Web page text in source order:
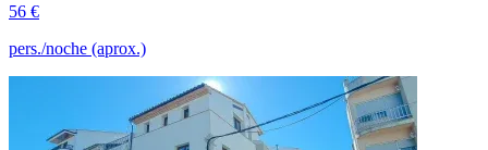
56 €
pers./noche (aprox.)